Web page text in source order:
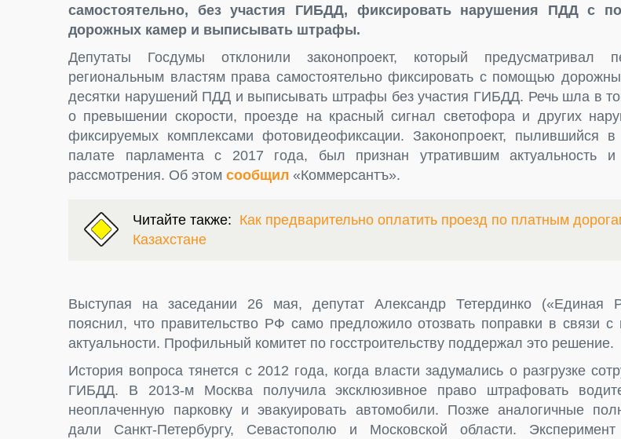
самостоятельно, без участия ГИБДД, фиксировать нарушения ПДД с
дорожных камер и выписывать штрафы.
Депутаты Госдумы отклонили законопроект, который предусматривал
региональным властям права самостоятельно фиксировать с помощью
десятки нарушений ПДД и выписывать штрафы без участия ГИБДД. Речь шла в
о превышении скорости, проезде на красный сигнал светофора и других
фиксируемых комплексами фотовидеофиксации. Законопроект, пылившийся
палате парламента с 2017 года, был признан утратившим актуальность
рассмотрения. Об этом сообщил «Коммерсантъ».
Читайте также: Как предварительно оплатить проезд по платным
Казахстане
Выступая на заседании 26 мая, депутат Александр Тетердинко («Единая
пояснил, что правительство РФ само предложило отозвать поправки в связи с
актуальности. Профильный комитет по госстроительству поддержал это решение.
История вопроса тянется с 2012 года, когда власти задумались о разгрузке
ГИБДД. В 2013-м Москва получила эксклюзивное право штрафовать
неоплаченную парковку и эвакуировать автомобили. Позже аналогичные
дали Санкт-Петербургу, Севастополю и Московской области. Эксперимент